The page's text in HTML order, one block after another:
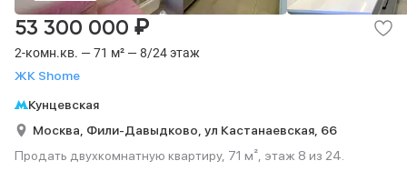
2-комн.кв. — 71 м² — 8/24 этаж
ЖК Shome
53 300 000 ₽
Кунцевская
Москва, Фили-Давыдково, ул Кастанаевская, 66
Продать двухкомнатную квартиру, 71 м², этаж 8 из 24.